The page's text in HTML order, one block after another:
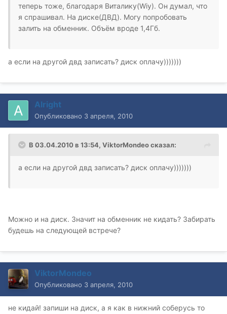
теперь тоже, благодаря Виталику(Wiy). Он думал, что
я спрашивал. На диске(ДВД). Могу попробовать
залить на обменник. Объём вроде 1,4Гб.
а если на другой двд записать? диск оплачу)))))))
Alright
Опубликовано 3 апреля, 2010
В 03.04.2010 в 13:54, ViktorMondeo сказал:
а если на другой двд записать? диск оплачу)))))))
Можно и на диск. Значит на обменник не кидать? Забирать
будешь на следующей встрече?
ViktorMondeo
Опубликовано 3 апреля, 2010
не кидай! запиши на диск, а я как в нижний соберусь то